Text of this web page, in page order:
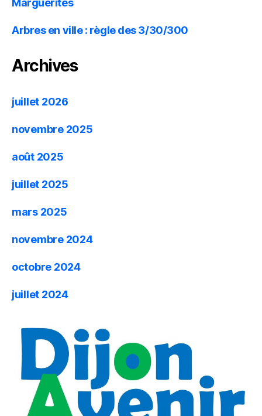
Marguerites
Arbres en ville : règle des 3/30/300
Archives
juillet 2026
novembre 2025
août 2025
juillet 2025
mars 2025
novembre 2024
octobre 2024
juillet 2024